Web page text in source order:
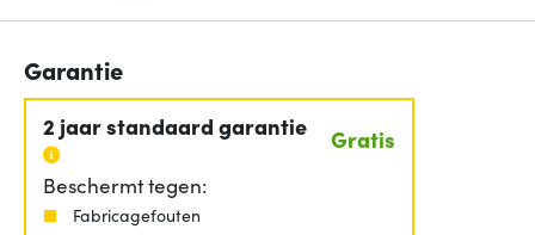
Garantie
2 jaar standaard garantie Gratis
Beschermt tegen:
Fabricagefouten